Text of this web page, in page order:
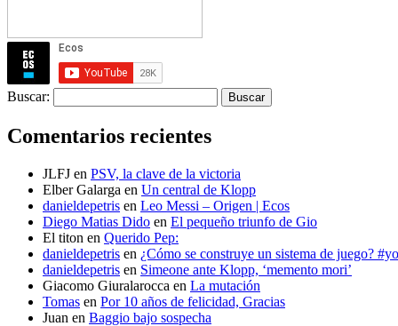
Buscar:
Comentarios recientes
JLFJ en PSV, la clave de la victoria
Elber Galarga en Un central de Klopp
danieldepetris en Leo Messi – Origen | Ecos
Diego Matias Dido en El pequeño triunfo de Gio
El titon en Querido Pep:
danieldepetris en ¿Cómo se construye un sistema de juego?
danieldepetris en Simeone ante Klopp, ‘memento mori’
Giacomo Giuralarocca en La mutación
Tomas en Por 10 años de felicidad, Gracias
Juan en Baggio bajo sospecha